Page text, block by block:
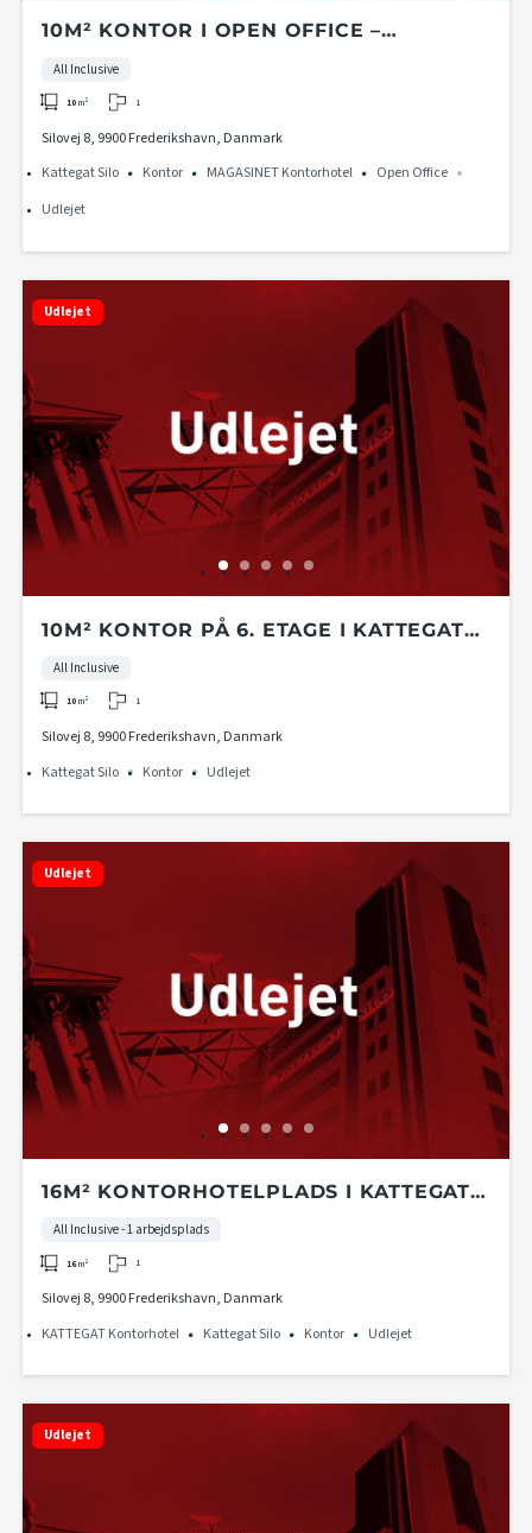
10M² KONTOR I OPEN OFFICE –
MAGASINET KONTORHOTEL I KATTEGAT
SILO
All Inclusive
10m² 1
Silovej 8, 9900 Frederikshavn, Danmark
Kattegat Silo
Kontor MAGASINET Kontorhotel
Open Office
Udlejet
Udlejet
10M² KONTOR PÅ 6. ETAGE I KATTEGAT
SILO
All Inclusive
10m² 1
Silovej 8, 9900 Frederikshavn, Danmark
Kattegat Silo
Kontor Udlejet
Udlejet
16M² KONTORHOTELPLADS I KATTEGAT
KONTORHOTEL PÅ 2. ETAGE I KATTEGAT
SILO
All Inclusive - 1 arbejdsplads
16m² 1
Silovej 8, 9900 Frederikshavn, Danmark
KATTEGAT Kontorhotel
Kattegat Silo Kontor Udlejet
Udlejet